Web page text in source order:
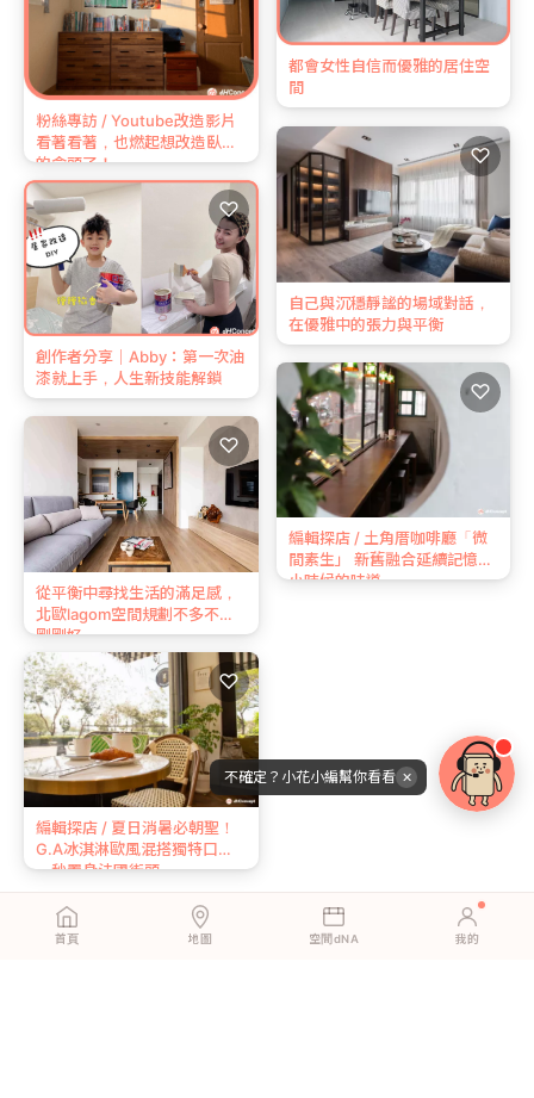
粉絲專訪 / Youtube改造影片
看著看著，也燃起想改造臥室
的念頭了！
創作者分享｜Abby：第一次油
漆就上手，人生新技能解鎖
♡
都會女性自信而優雅的居住空
間
從平衡中尋找生活的滿足感，
北歐lagom空間規劃不多不少
剛剛好
♡
自己與沉穩靜謐的場域對話，
在優雅中的張力與平衡
♡
編輯探店 / 夏日消暑必朝聖！
G.A冰淇淋歐風混搭獨特口感
一秒置身法國街頭
♡
編輯探店 / 土角厝咖啡廳「微
間素生」 新舊融合延續記憶中
小時候的味道
♡
首頁 地圖 空間dNA 我的
不確定？小花小編幫你看看 ✕